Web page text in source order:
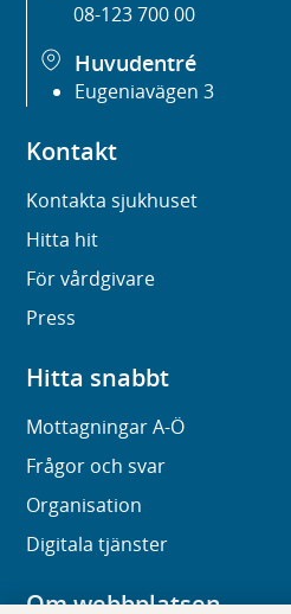
08-123 700 00
Huvudentré
Eugeniavägen 3
Kontakt
Kontakta sjukhuset
Hitta hit
För vårdgivare
Press
Hitta snabbt
Mottagningar A-Ö
Frågor och svar
Organisation
Digitala tjänster
Om webbplatsen